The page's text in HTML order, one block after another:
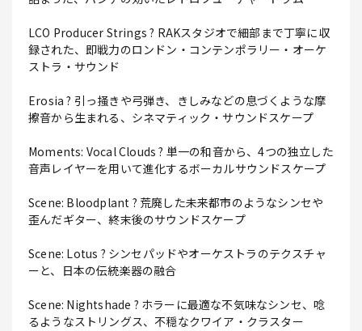
LCO Producer Strings ? RAKスタジオで細部まで丁寧に収
録された、即戦力のロンドン・コンテンポラリー・オーケ
ストラ・サウンド
Erosia ? 引っ掻きや弓弾き、きしみなどの息づくような摩
擦音から生まれる、シネマティック・サウンドスケープ
Moments: Vocal Clouds ? 単一の和音から、4つの独立した
音声レイヤーを用いて進化するボーカルサウンドスケープ
Scene: Bloodplant ? 荒廃した未来都市のようなシンセや
歪んだギター、終末後のサウンドスケープ
Scene: Lotus ? シンセパッドやオーケストラのテクスチャ
ーと、日本の伝統楽器の融合
Scene: Nightshade ? ホラーに最適な不気味なシンセ、唸
るようなストリングス、不穏なクワイア・クラスター